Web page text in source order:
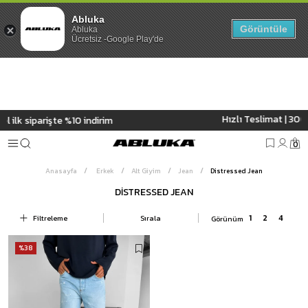
indirim Hızlı Teslimat | 3000₺ Üzeri
0
Anasayfa Erkek Alt Giyim Jean Distressed Jean
DISTRESSED JEAN
Filtreleme Sırala
%38
Abluka
Abluka
Ücretsiz -Google Play'de
Görüntüle